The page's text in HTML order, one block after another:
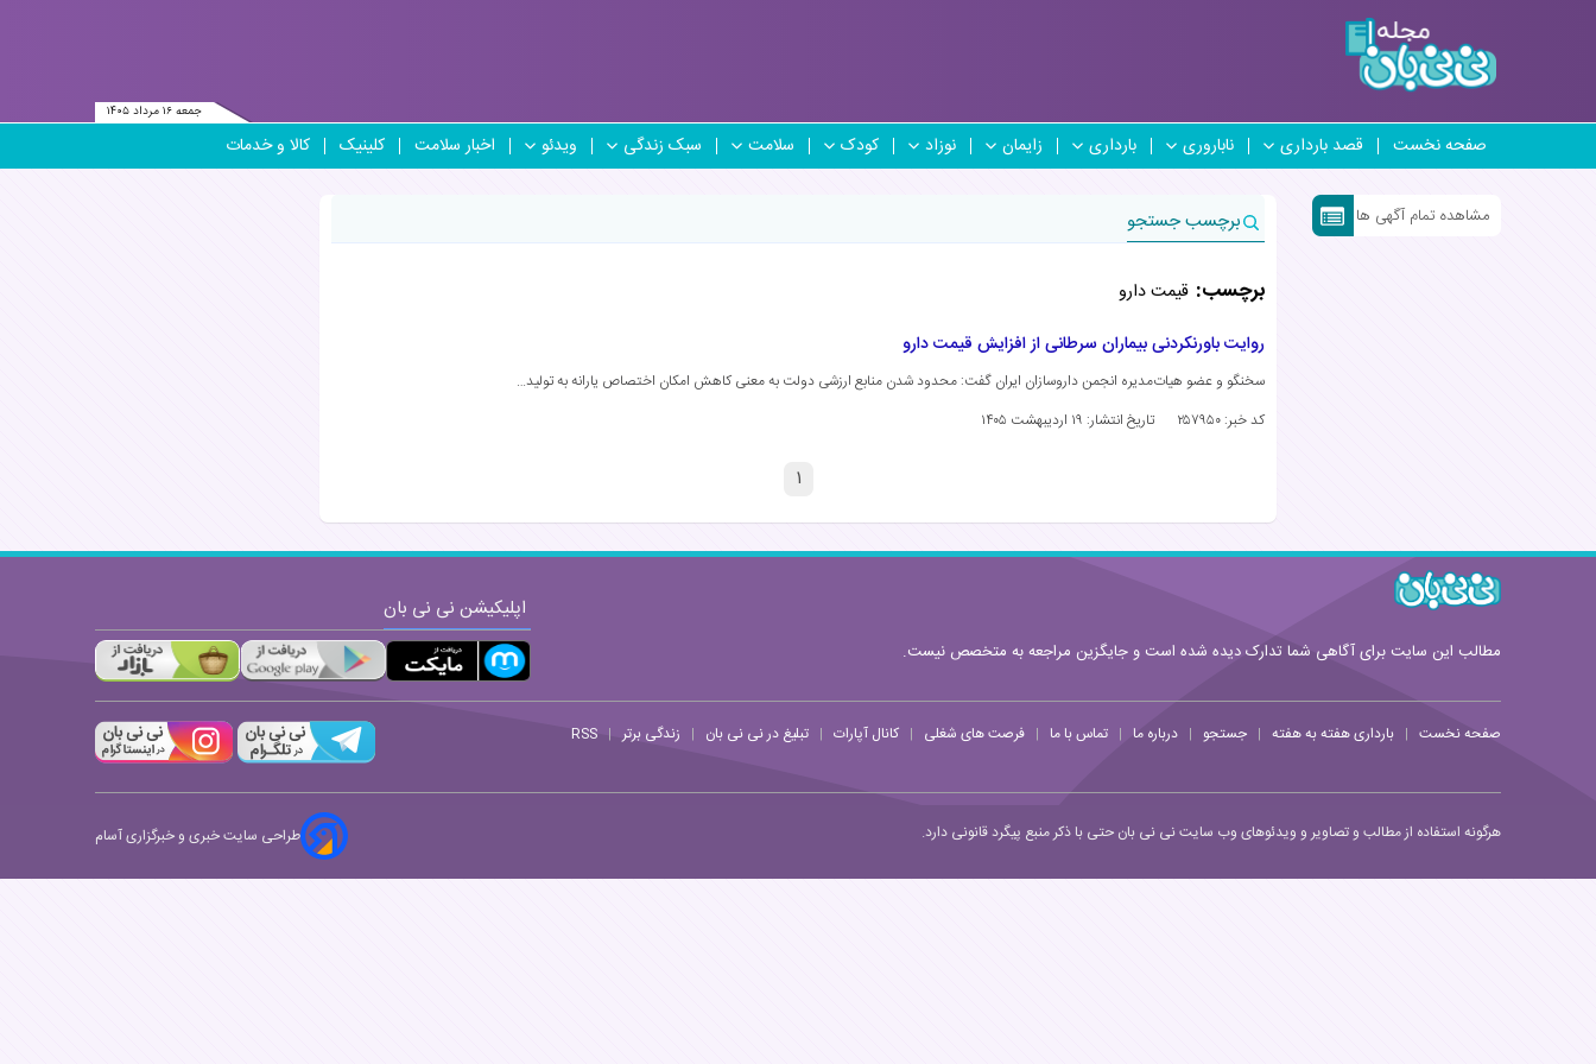
جمعه ۱۶ مرداد ۱۴۰۵
صفحه نخست قصد بارداری ناباروری بارداری زایمان نوزاد کودک سلامت سبک زندگی ویدئو اخبار سلامت کلینیک کالا و خدمات
مشاهده تمام آگهی ها برچسب جستجو
برچسب: قیمت دارو
روایت باورنکردنی بیماران سرطانی از افزایش قیمت دارو
سخنگو و عضو هیات‌مدیره انجمن داروسازان ایران گفت: محدود شدن منابع ارزشی دولت به معنی کاهش امکان اختصاص یارانه به تولید…
کد خبر: ۲۵۷۹۵۰
تاریخ انتشار: ۱۹ اردیبهشت ۱۴۰۵
۱
اپلیکیشن نی نی بان
مطالب این سایت برای آگاهی شما تدارک دیده شده است و جایگزین مراجعه به متخصص نیست.
صفحه نخست | بارداری هفته به هفته | جستجو | درباره ما | تماس با ما | فرصت های شغلی | کانال آپارات | تبلیغ در نی نی بان | زندگی برتر |
RSS
هرگونه استفاده از مطالب و تصاویر و ویدئوهای وب سایت نی نی بان حتی با ذکر منبع پیگرد قانونی دارد. طراحی سایت خبری و خبرگزاری آسام